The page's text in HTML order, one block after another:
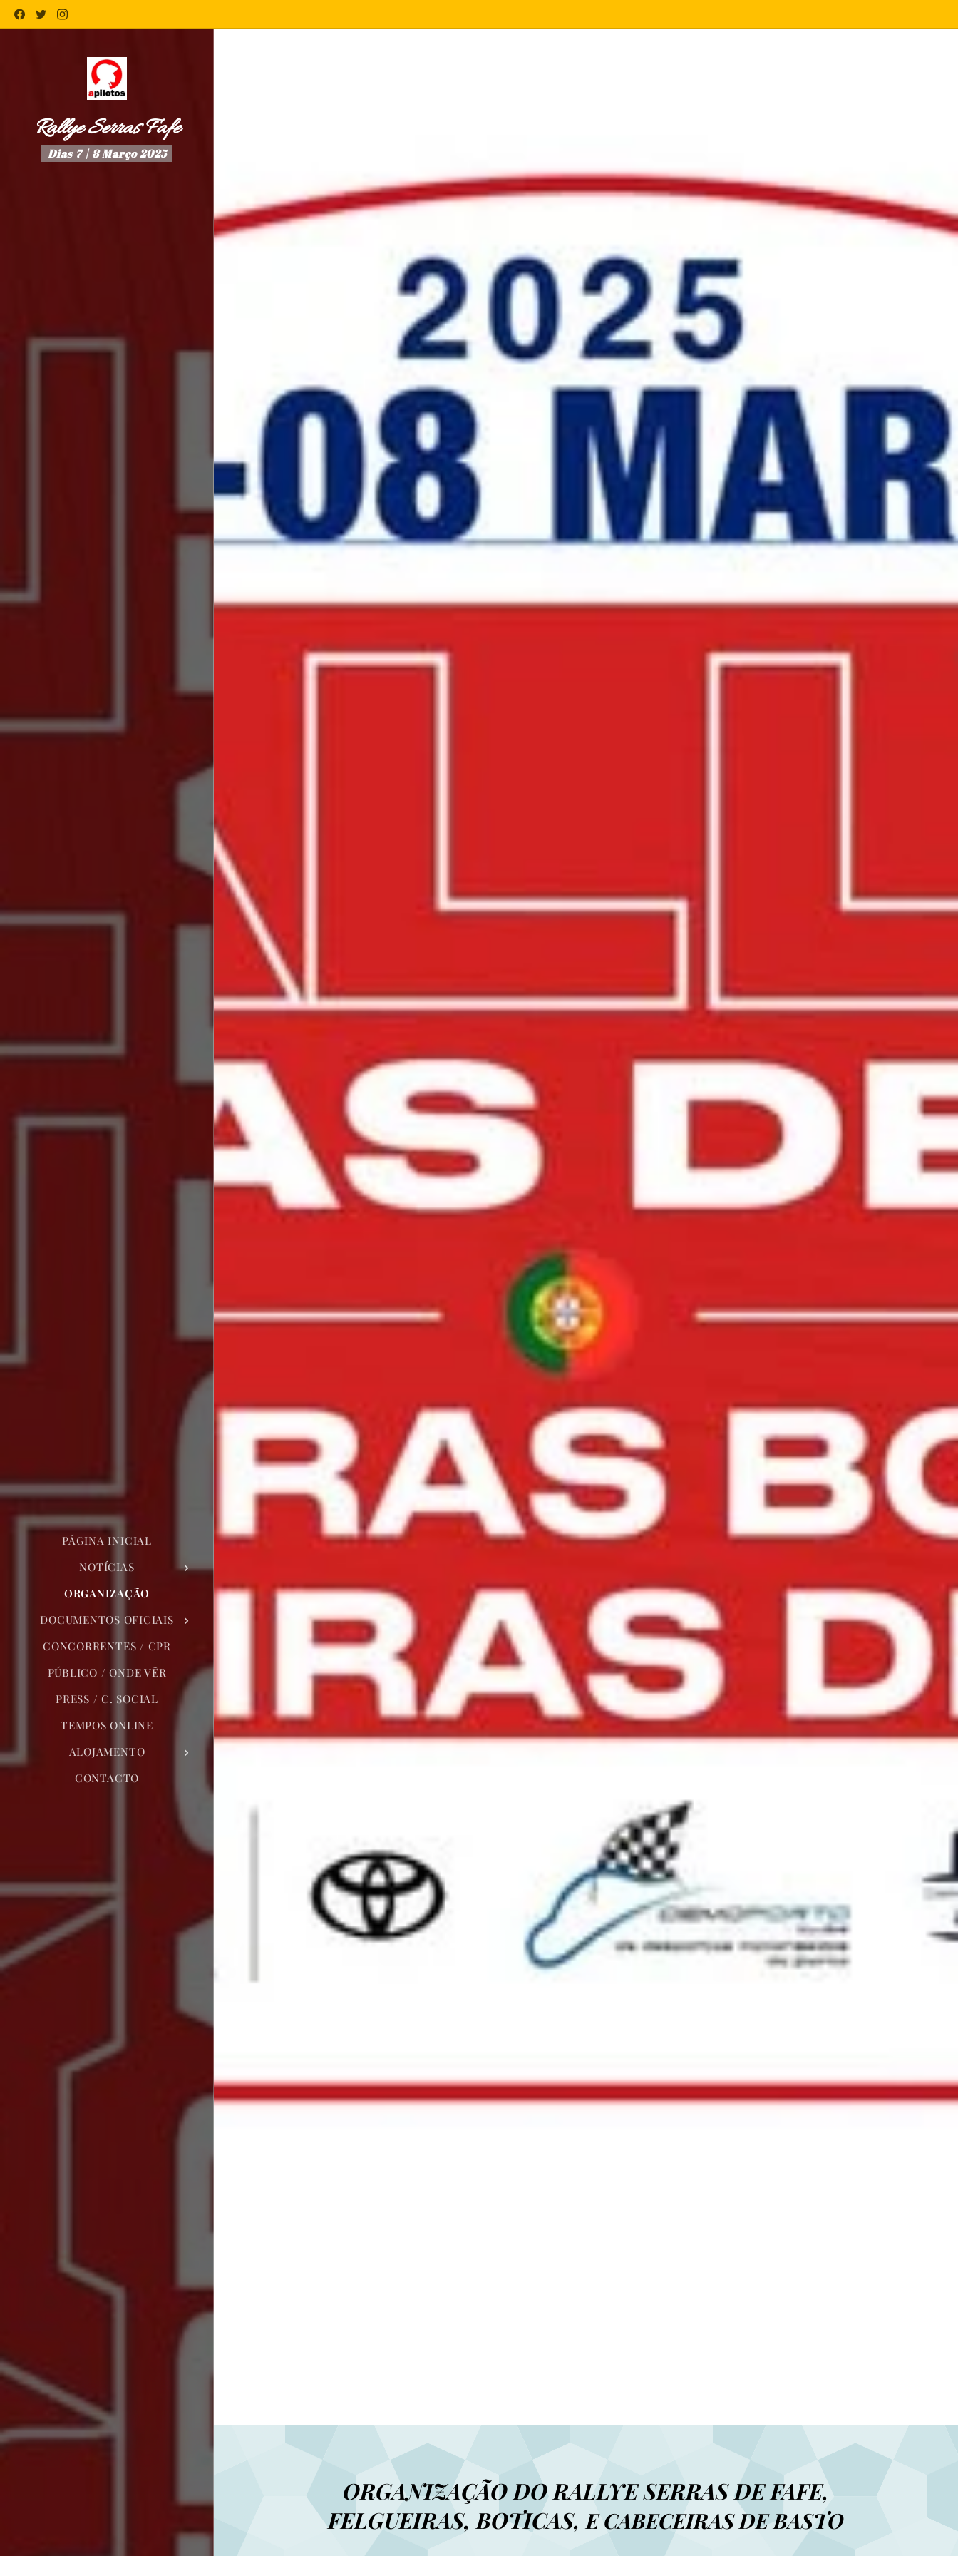
Rallye Serras Fafe
Dias 7 | 8 Março 2025
PÁGINA INICIAL
NOTÍCIAS
ORGANIZAÇÃO
DOCUMENTOS OFICIAIS
CONCORRENTES / CPR
PÚBLICO / ONDE VÊR
PRESS / C. SOCIAL
TEMPOS ONLINE
ALOJAMENTO
CONTACTO
ORGANIZAÇÃO DORALLYE SERRAS DE FAFE,
FELGUEIRAS, BOTICAS, E CABECEIRAS DE BASTO